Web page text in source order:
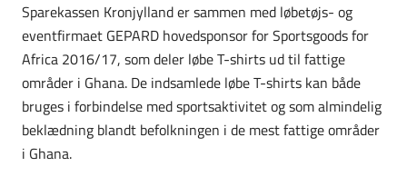
Sparekassen Kronjylland er sammen med løbetøjs- og
eventfirmaet GEPARD hovedsponsor for Sportsgoods for
Africa 2016/17, som deler løbe T-shirts ud til fattige
områder i Ghana. De indsamlede løbe T-shirts kan både
bruges i forbindelse med sportsaktivitet og som almindelig
beklædning blandt befolkningen i de mest fattige områder
i Ghana.